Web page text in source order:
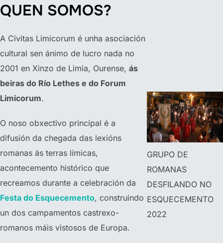
QUEN SOMOS?
A Civitas Limicorum é unha asociación
cultural sen ánimo de lucro nada no
2001 en Xinzo de Limia, Ourense, ás
beiras do Río Lethes e do Forum
Limicorum.
O noso obxectivo principal é a
difusión da chegada das lexións
romanas ás terras límicas,
acontecemento histórico que
recreamos durante a celebración da
Festa do Esquecemento, construindo
un dos campamentos castrexo-
romanos máis vistosos de Europa.
GRUPO DE
ROMANAS
DESFILANDO NO
ESQUECEMENTO
2022